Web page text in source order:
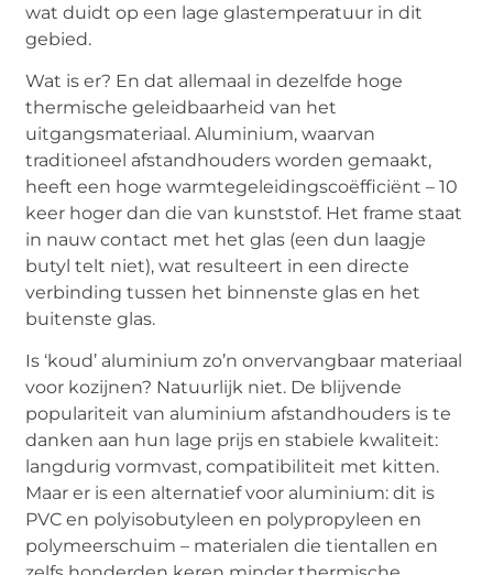
wat duidt op een lage glastemperatuur in dit
gebied.
Wat is er? En dat allemaal in dezelfde hoge
thermische geleidbaarheid van het
uitgangsmateriaal. Aluminium, waarvan
traditioneel afstandhouders worden gemaakt,
heeft een hoge warmtegeleidingscoëfficiënt – 10
keer hoger dan die van kunststof. Het frame staat
in nauw contact met het glas (een dun laagje
butyl telt niet), wat resulteert in een directe
verbinding tussen het binnenste glas en het
buitenste glas.
Is ‘koud’ aluminium zo’n onvervangbaar materiaal
voor kozijnen? Natuurlijk niet. De blijvende
populariteit van aluminium afstandhouders is te
danken aan hun lage prijs en stabiele kwaliteit:
langdurig vormvast, compatibiliteit met kitten.
Maar er is een alternatief voor aluminium: dit is
PVC en polyisobutyleen en polypropyleen en
polymeerschuim – materialen die tientallen en